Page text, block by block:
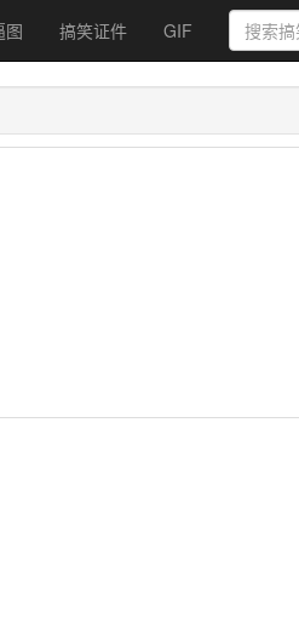
图 搞笑证件 GIF